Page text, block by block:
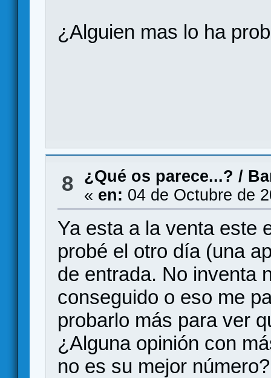
¿Alguien mas lo ha
8 ¿Qué os parece...? /
« en: 04 de Octubre de
Ya esta a la venta este
probé el otro día (una
de entrada. No inventa
conseguido o eso me
probarlo más para ver
¿Alguna opinión con
no es su mejor número?